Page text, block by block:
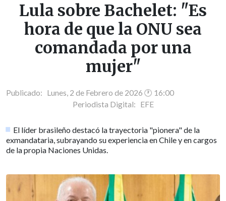
Lula sobre Bachelet: "Es
hora de que la ONU sea
comandada por una
mujer"
Publicado: Lunes, 2 de Febrero de 2026 🕐 16:00
Periodista Digital: EFE
El líder brasileño destacó la trayectoria "pionera" de la
exmandataria, subrayando su experiencia en Chile y en cargos
de la propia Naciones Unidas.